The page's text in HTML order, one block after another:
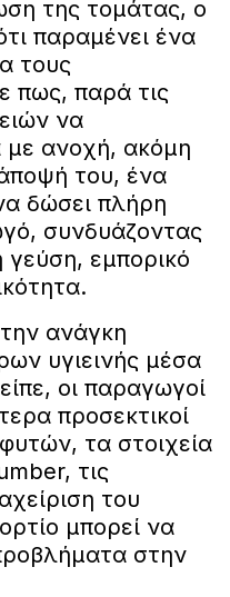
της τομάτας, ο
παραμένει ένα
τους
πως, παρά τις
να
με ανοχή, ακόμη
του, ένα
δώσει πλήρη
συνδυάζοντας
εμπορικό
ανάγκη
υγιεινής μέσα
οι παραγωγοί
προσεκτικοί
τα στοιχεία
τις
του
μπορεί να
στην